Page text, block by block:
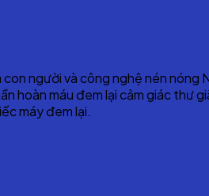
người và công nghệ nén
hoàn máu đem lại cảm giác thư
máy đem lại.